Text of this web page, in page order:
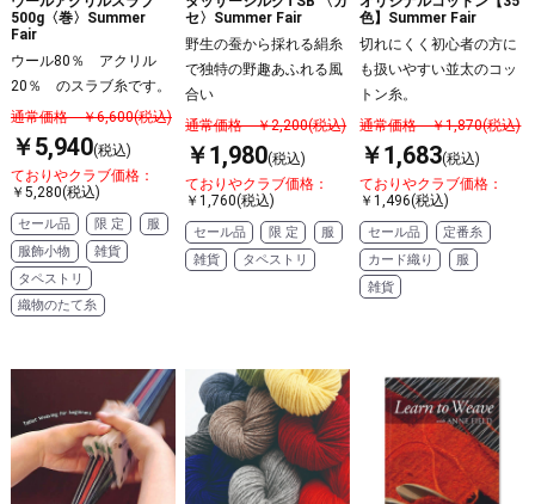
500g〈巻〉Summer
Fair
ウール80％ アクリル
20％ のスラブ糸です。
通常価格 ￥6,600(税込)
￥5,940(税込)
ておりやクラブ価格：
￥5,280(税込)
セール品 限 定
服
服飾小物
雑貨
タペストリ
織物のたて糸
セ〉Summer Fair
野生の蚕から採れる絹糸
で独特の野趣あふれる風
合い
通常価格 ￥2,200(税込)
￥1,980(税込)
ておりやクラブ価格：
￥1,760(税込)
セール品 限 定
服
雑貨
タペストリ
色】Summer Fair
切れにくく初心者の方に
も扱いやすい並太のコッ
トン糸。
通常価格 ￥1,870(税込)
￥1,683(税込)
ておりやクラブ価格：
￥1,496(税込)
セール品
定番糸
カード織り
服
雑貨